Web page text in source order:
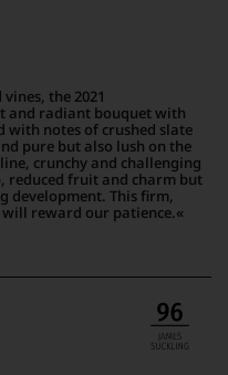
the 2021
and radiant bouquet with
notes of crushed slate
pure but also lush on the
crunchy and challenging
reduced fruit and charm but
development. This firm,
reward our patience.